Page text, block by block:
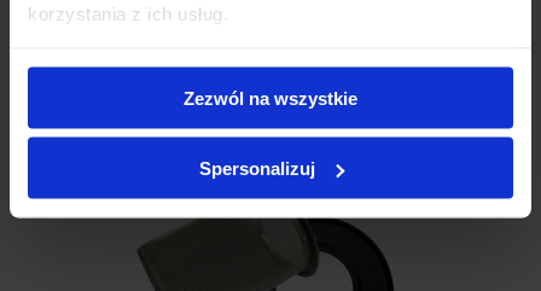
korzystania z ich usług.
Zezwól na wszystkie
Spersonalizuj
Aillio BULLET ROASTER R1 V2 | Classic
€3290 net